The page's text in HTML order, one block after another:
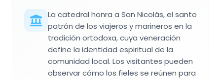
La catedral honra a San Nicolás, el santo
patrón de los viajeros y marineros en la
tradición ortodoxa, cuya veneración
define la identidad espiritual de la
comunidad local. Los visitantes pueden
observar cómo los fieles se reúnen para